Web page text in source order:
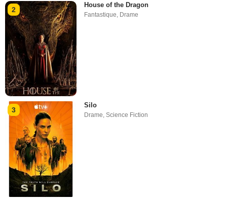
2
House of the Dragon
Fantastique, Drame
3
Silo
Drame,Science Fiction